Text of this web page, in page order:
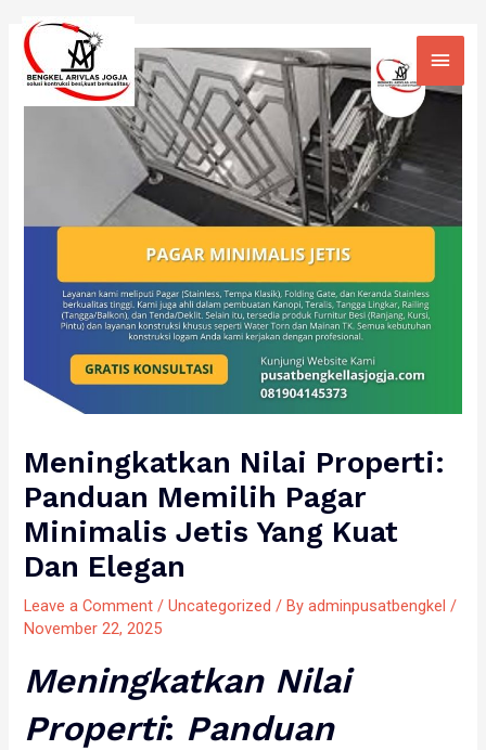
content
Meningkatkan Nilai Properti:
Panduan Memilih Pagar
Minimalis Jetis Yang Kuat
Dan Elegan
Leave a Comment /Uncategorized / Byadminpusatbengkel/
November 22, 2025
Meningkatkan Nilai
Properti: Panduan